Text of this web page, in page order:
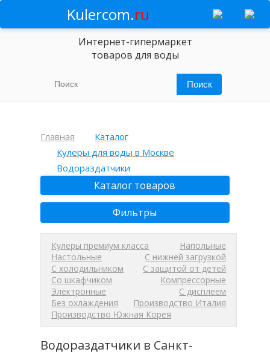
Kulercom.ru
Интернет-гипермаркет
товаров для воды
Главная
Каталог
Кулеры для воды в Москве
Водораздатчики
Каталог товаров
Фильтры
Кулеры премиум класса
Напольные
Настольные
С нижней загрузкой
С холодильником
С защитой от детей
Со шкафчиком
Компрессорные
Электронные
С дисплеем
Без охлаждения
Производство Италия
Производство Южная Корея
Водораздатчики в Санкт-